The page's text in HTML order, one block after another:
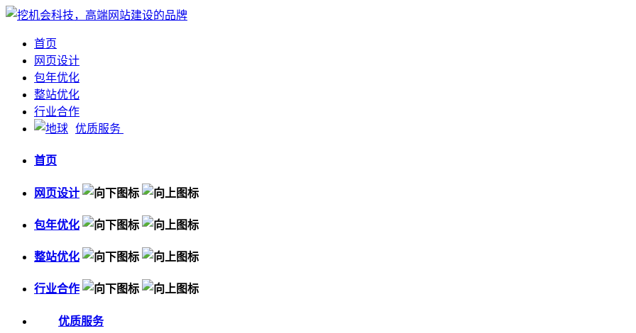
首页
网页设计
包年优化
整站优化
行业合作
优质服务
首页
网页设计
包年优化
整站优化
行业合作
优质服务